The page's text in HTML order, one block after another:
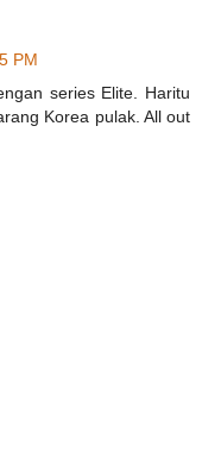
PM
series Elite. Haritu
Korea pulak. All out